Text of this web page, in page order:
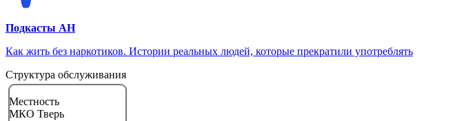
Подкасты АН
Как жить без наркотиков. Истории реальных людей, которые прекратили употреблять
Структура обслуживания
Местность
МКО Тверь